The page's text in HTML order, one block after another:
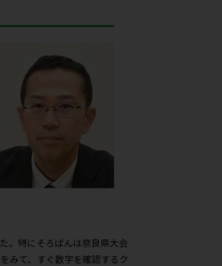
。特にそろばんは奈良県大会
みて、すぐ数字を確認するク